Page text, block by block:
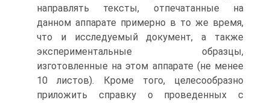
направлять тексты, отпечатанные на
данном аппарате примерно в то же время,
что и исследуемый документ, а также
экспериментальные образцы,
изготовленные на этом аппарате (не менее
10 листов). Кроме того, целесообразно
приложить справку о проведенных с